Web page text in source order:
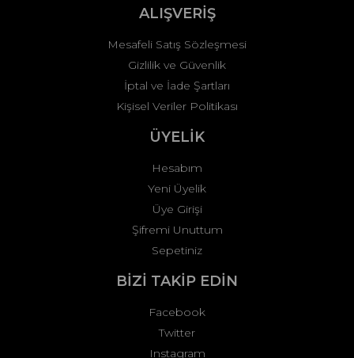
ALIŞVERİŞ
Mesafeli Satış Sözleşmesi
Gizlilik ve Güvenlik
İptal ve İade Şartları
Kişisel Veriler Politikası
ÜYELİK
Hesabım
Yeni Üyelik
Üye Girişi
Şifremi Unuttum
Sepetiniz
BİZİ TAKİP EDİN
Facebook
Twitter
Instagram